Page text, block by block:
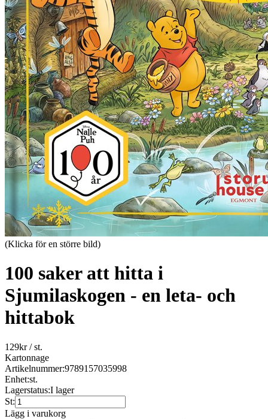
(Klicka för en större bild)
100 saker att hitta i
Sjumilaskogen - en leta- och
hittabok
129kr/ st.
Kartonnage
Artikelnummer:9789157035998
Enhet:st.
Lagerstatus:I lager
St:
Lägg i varukorg